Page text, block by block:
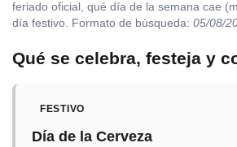
feriado oficial, qué día de la semana cae
día festivo. Formato de búsqueda: 05/08/
Qué se celebra, festeja y
FESTIVO
Día de la Cerveza